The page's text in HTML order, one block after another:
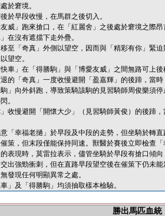
於窘境。
於早段收慢，在馬群之後切入。
威」跑來搶口，在「紅麗舍」之後處於窘境之際昂
在沒有遮擋下走外疊。
至「奇真」外側以望空，因而與「精彩有你」緊迫
望空。
車」在「得勝駒」與「博愛友威」之間無路可上
的「奇真」一度收慢避開「盈嘉輝」的後蹄，當
」向外斜跑，導致策騎該駒的見習騎師周俊樂須
。
收慢避開「開懷大少」（見習騎師黃俊）的後蹄
「幸福老撾」於早段及中段的走勢，但坐騎於轉
催策，但末段僅能保持同速。獸醫於賽後立即檢查
表現時，莫雷拉表示，儘管坐騎於早段有搶口傾
出強勁衝刺，但在直路早段望空後在催策下仍未
發現任何明顯異常之處。
」及「得勝駒」均須抽取樣本檢驗。
勝出馬匹血統